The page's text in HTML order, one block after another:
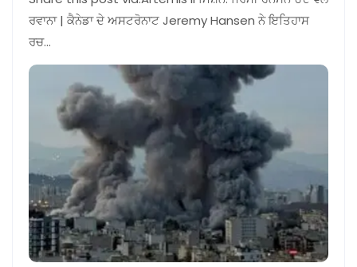
ਰਵਾਨਾ | ਕੈਨੇਡਾ ਦੇ ਅਸਟਰੋਨਾਟ Jeremy Hansen ਨੇ ਇਤਿਹਾਸ
ਰਚ…